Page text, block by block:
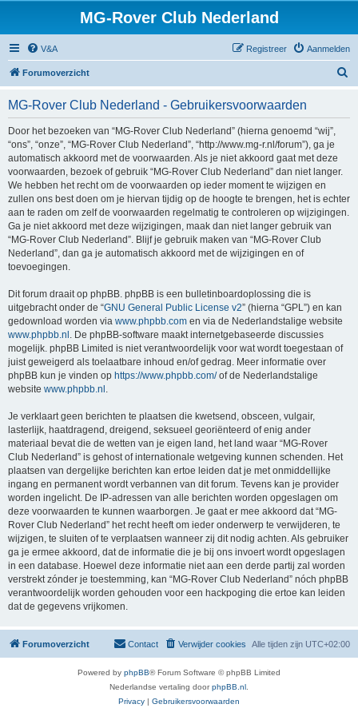
MG-Rover Club Nederland
V&A Aanmelden
Registreer
Forumoverzicht
MG-Rover Club Nederland - Gebruikersvoorwaarden
Door het bezoeken van “MG-Rover Club Nederland” (hierna genoemd “wij”,
“ons”, “onze”, “MG-Rover Club Nederland”, “http://www.mg-r.nl/forum”), ga je
automatisch akkoord met de voorwaarden. Als je niet akkoord gaat met deze
voorwaarden, bezoek of gebruik “MG-Rover Club Nederland” dan niet langer.
We hebben het recht om de voorwaarden op ieder moment te wijzigen en
zullen ons best doen om je hiervan tijdig op de hoogte te brengen, het is echter
aan te raden om zelf de voorwaarden regelmatig te controleren op wijzigingen.
Ga je niet akkoord met deze wijzigingen, maak dan niet langer gebruik van
“MG-Rover Club Nederland”. Blijf je gebruik maken van “MG-Rover Club
Nederland”, dan ga je automatisch akkoord met de wijzigingen en of
toevoegingen.
Dit forum draait op phpBB. phpBB is een bulletinboardoplossing die is
uitgebracht onder de “GNU General Public License v2” (hierna “GPL”) en kan
gedownload worden via www.phpbb.com en via de Nederlandstalige website
www.phpbb.nl . De phpBB-software maakt internetgebaseerde discussies
mogelijk. phpBB Limited is niet verantwoordelijk voor wat wordt toegestaan of
juist geweigerd als toelaatbare inhoud en/of gedrag. Meer informatie over
phpBB kun je vinden op https://www.phpbb.com/of de Nederlandstalige
website www.phpbb.nl .
Je verklaart geen berichten te plaatsen die kwetsend, obsceen, vulgair,
lasterlijk, haatdragend, dreigend, seksueel georiënteerd of enig ander
materiaal bevat die de wetten van je eigen land, het land waar “MG-Rover
Club Nederland” is gehost of internationale wetgeving kunnen schenden. Het
plaatsen van dergelijke berichten kan ertoe leiden dat je met onmiddellijke
ingang en permanent wordt verbannen van dit forum. Tevens kan je provider
worden ingelicht. De IP-adressen van alle berichten worden opgeslagen om
deze voorwaarden te kunnen waarborgen. Je gaat er mee akkoord dat “MG-
Rover Club Nederland” het recht heeft om ieder onderwerp te verwijderen, te
wijzigen, te sluiten of te verplaatsen wanneer zij dit nodig achten. Als gebruiker
ga je ermee akkoord, dat de informatie die je bij ons invoert wordt opgeslagen
in een database. Hoewel deze informatie niet aan een derde partij zal worden
verstrekt zónder je toestemming, kan “MG-Rover Club Nederland” nóch phpBB
verantwoordelijk worden gehouden voor een hackpoging die ertoe kan leiden
dat de gegevens vrijkomen.
Forumoverzicht Alle tijden zijn UTC+02:00
Verwijder cookies
Contact
Powered by phpBB® Forum Software © phpBB Limited
Nederlandse vertaling doorphpBB.nl
Privacy | Gebruikersvoorwaarden